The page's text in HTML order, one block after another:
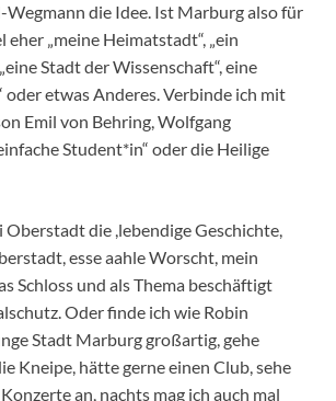
die Idee. Ist Marburg also für
eher „meine Heimatstadt“, „ein
Stadt der Wissenschaft“, eine
oder etwas Anderes. Verbinde ich mit
Emil von Behring, Wolfgang
Student*in“ oder die Heilige
Oberstadt die ,lebendige Geschichte,
esse aahle Worscht, mein
Schloss und als Thema beschäftigt
Oder finde ich wie Robin
Stadt Marburg großartig, gehe
Kneipe, hätte gerne einen Club, sehe
an, nachts mag ich auch mal